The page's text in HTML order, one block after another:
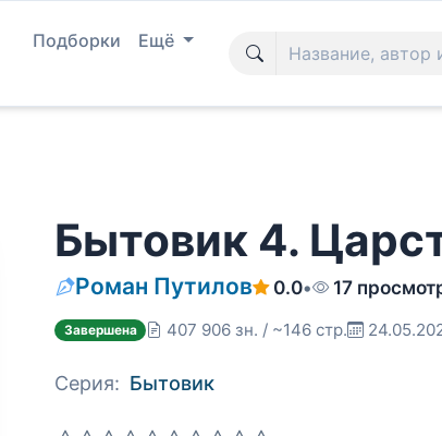
Подборки Ещё
Бытовик 4.
Роман Путилов 0.0• 17
Завершена 407 906 зн. / ~146 стр.
Серия: Бытовик